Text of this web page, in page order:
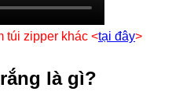
túi zipper khác <tại đây>
là gì?